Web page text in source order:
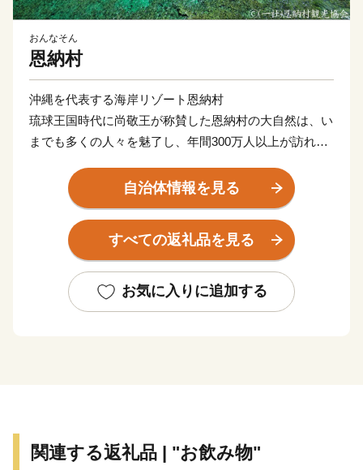
おんなそん
恩納村
沖縄を代表する海岸リゾート恩納村
琉球王国時代に尚敬王が称賛した恩納村の大自然は、い
までも多くの人々を魅了し、年間300万人以上が訪れて
その美しい海は、各地から家族連れなど多くの人が訪
れ、さまざまな楽しい経験や思い出をつくっている場所
としても有名です。
自治体情報を見る
すべての返礼品を見る
お気に入りに追加する
関連する返礼品 | "お飲み物"